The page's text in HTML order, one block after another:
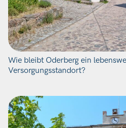
Wie bleibt Oderberg ein
Versorgungsstandort?